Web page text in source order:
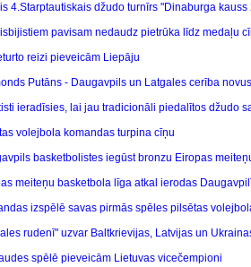
4.Starptautiskais džudo turnīrs "Dinaburga kauss
pavisam nedaudz pietrūka līdz medaļu
reizi pieveicām Liepāju
Putāns - Daugavpils un Latgales cerība
ieradīsies, lai jau tradicionāli piedalītos džudo
volejbola komandas turpina cīņu
basketbolistes iegūst bronzu Eiropas
meiteņu basketbola līga atkal ierodas
izspēlē savas pirmās spēles pilsētas
rudenī" uzvar Baltkrievijas, Latvijas un
spēlē pieveicām Lietuvas vicečempioni